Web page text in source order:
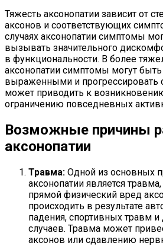
Тяжесть аксонопатии зависит от
аксонов и соответствующих
случаях аксонопатии симптомы
вызывать значительного
в функциональности. В более
аксонопатии симптомы могут
выраженными и прогрессировать
может приводить к
ограничению повседневных
Возможные причины
аксонопатии
Травма: Одной из основных
аксонопатии является
прямой физический вред
происходить в результате
падения, спортивных травм и
случаев. Травма может
аксонов или сдавлению